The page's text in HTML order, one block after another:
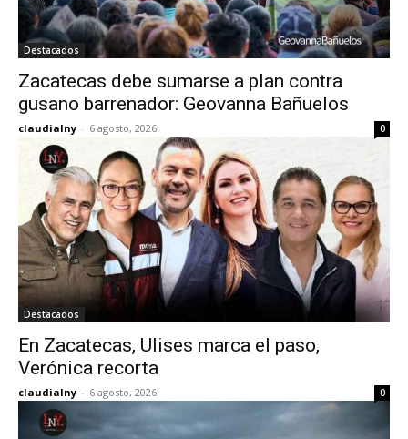
Destacados
Zacatecas debe sumarse a plan contra
gusano barrenador: Geovanna Bañuelos
claudialny - 6 agosto, 2026 0
Destacados
En Zacatecas, Ulises marca el paso,
Verónica recorta
claudialny - 6 agosto, 2026 0